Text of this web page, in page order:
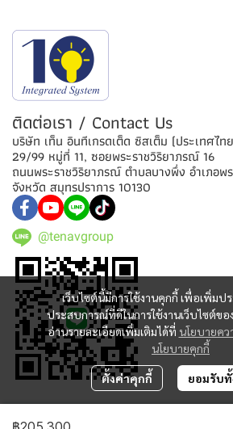
เว็บไซต์นี้มีการใช้งานคุกกี้ เพื่อเพิ่มป
ประสบการณ์ที่ดีในการใช้งานเว็บไซต์ข
อ่านรายละเอียดเพิ่มเติมได้ที่ นโยบายคว
นโยบายคุกกี้
ตั้งค่าคุกกี้ ยอมรับ
ติดต่อเรา / Contact Us
บริษัท เท็น อินทีเกรดเต็ด ซิสเต็ม (ประเทศไท
29/99 หมู่ที่ 11, ซอยพระราชวิริยาภรณ์ 16
ถนนพระราชวิริยาภรณ์ ตำบลบางพึ่ง อำเภอพ
จังหวัด สมุทรปราการ 10130
@tenavgroup